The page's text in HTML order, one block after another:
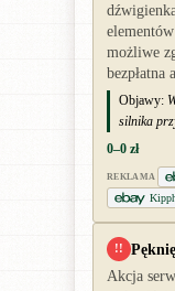
możliwe
bezpłatna
Objawy:
silnika
0–0 zł
REKLAMA
!!
Akcja